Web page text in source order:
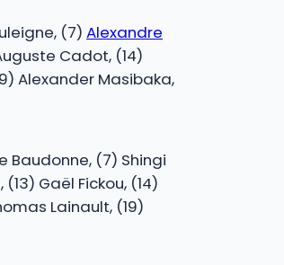
(7) Alexandre
Cadot, (14)
Alexander Masibaka,
Baudonne, (7) Shingi
Gaël Fickou, (14)
Lainault, (19)